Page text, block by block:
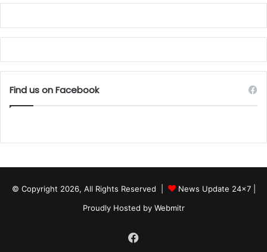
Find us on Facebook
© Copyright 2026, All Rights Reserved | News Update 24x7|
Proudly Hosted by Webmitr
Facebook